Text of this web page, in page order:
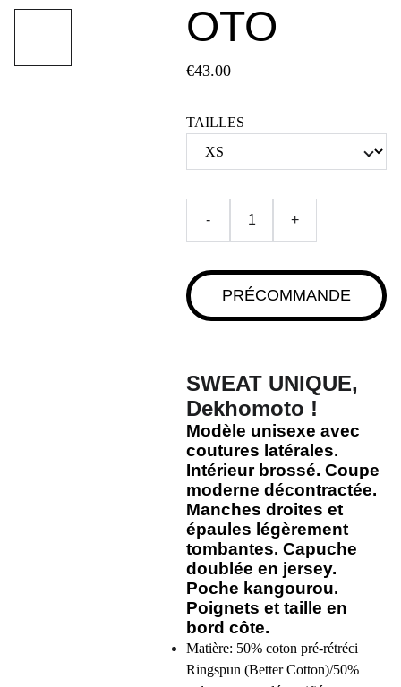
OTO
€43.00
TAILLES
- +
PRÉCOMMANDE
SWEAT UNIQUE,
Dekhomoto !
Modèle unisexe avec
coutures latérales.
Intérieur brossé. Coupe
moderne décontractée.
Manches droites et
épaules légèrement
tombantes. Capuche
doublée en jersey.
Poche kangourou.
Poignets et taille en
bord côte.
Matière: 50% coton pré-rétréci
Ringspun (Better Cotton)/50%